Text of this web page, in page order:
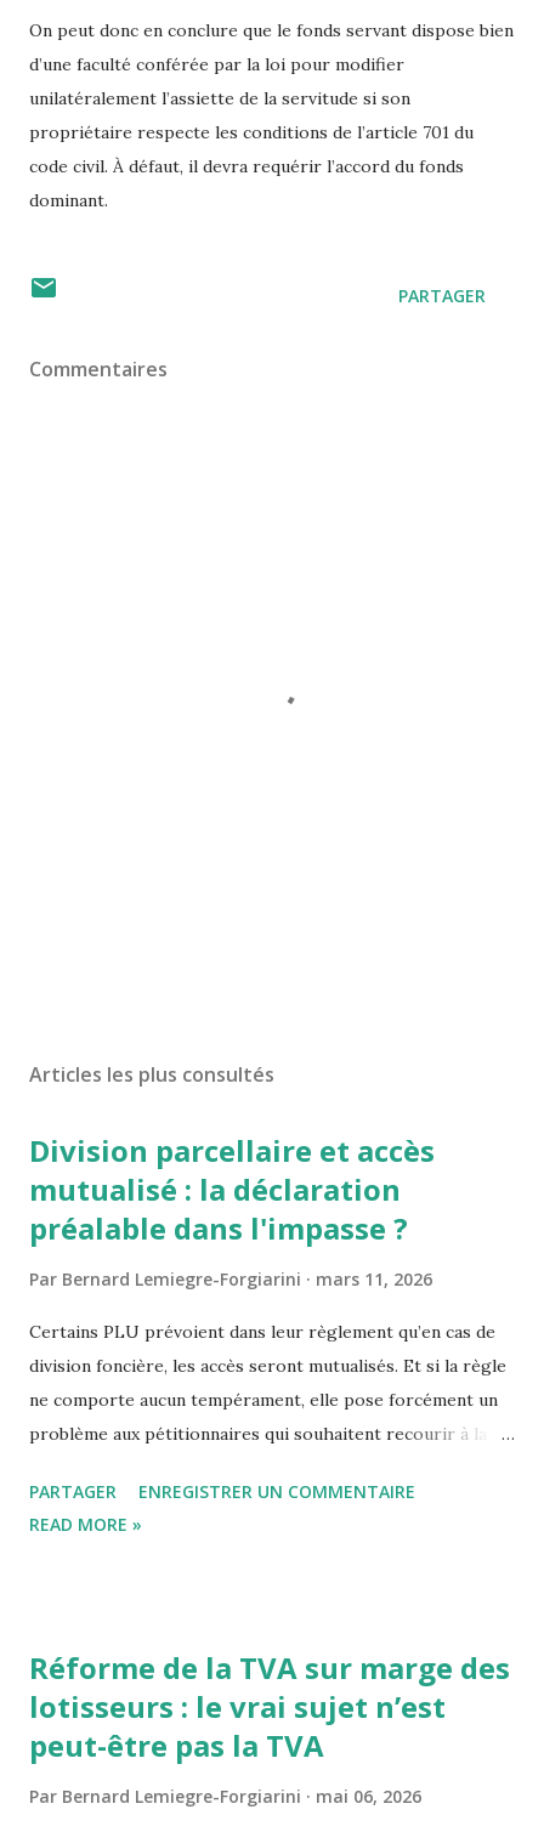
On peut donc en conclure que le fonds servant dispose bien
d’une faculté conférée par la loi pour modifier
unilatéralement l’assiette de la servitude si son
propriétaire respecte les conditions de l’article 701 du
code civil. À défaut, il devra requérir l’accord du fonds
dominant.
PARTAGER
Commentaires
Articles les plus consultés
Division parcellaire et accès
mutualisé : la déclaration
préalable dans l'impasse ?
Par Bernard Lemiegre-Forgiarini mars 11, 2026
Certains PLU prévoient dans leur règlement qu’en cas de
division foncière, les accès seront mutualisés. Et si la règle
ne comporte aucun tempérament, elle pose forcément un
problème aux pétitionnaires qui souhaitent recourir à la
terrain constructible desservi par une voie publique qui ne
nécessiterait pas, en principe, de créer un accès mutualisé,
voies, d'espaces ou d'équipements communs à plusieurs
lots à bâtir impose obligatoirement l'obtention d'un permis
d'aménager : Article R.421-19 du code de l’urbanisme :
d'aménager : a) Les lotissements : -qui prévoient la
PARTAGER
ENREGISTRER UN COMMENTAIRE
READ MORE »
Réforme de la TVA sur marge des
lotisseurs : le vrai sujet n’est
peut-être pas la TVA
Par Bernard Lemiegre-Forgiarini mai 06, 2026